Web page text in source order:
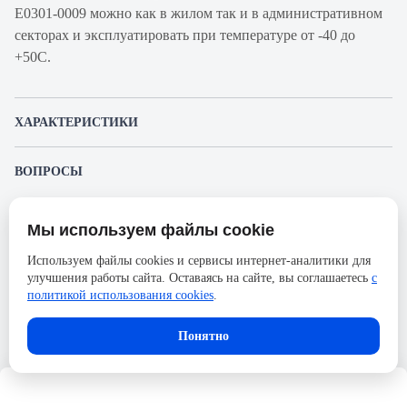
Е0301-0009 можно как в жилом так и в административном
секторах и эксплуатировать при температуре от -40 до
+50С.
ХАРАКТЕРИСТИКИ
Производитель
Серия
ВА 47-63
Номинальный ток
Напряжение, В
230
Количество полюсов
ВОПРОСЫ
Пожалуйста, авторизуйтесь, чтобы иметь
возможность оставлять вопросы.
Представленные изображения и характеристики могут отличаться от реального
без предварительного уведомления. Компания АйДистрибьют не несёт
ответственности в случае не соответствия текущей модели товаров фотографиям,
размещённым в карточке товара.
Мы используем файлы cookie
Используем файлы cookies и сервисы интернет-аналитики для
улучшения работы сайта. Оставаясь на сайте, вы соглашаетесь с
политикой использования cookies.
Понятно